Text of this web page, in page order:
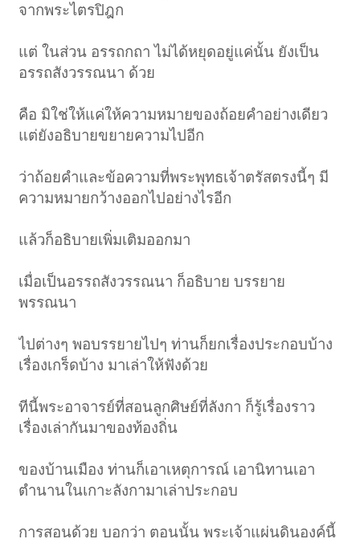
จากพระไตรปิฎก
แต่ ในส่วน อรรถกถา ไม่ได้หยุดอยู่แค่นั้น ยังเป็น
อรรถสังวรรณนา ด้วย
คือ มิใช่ให้แค่ให้ความหมายของถ้อยคำอย่างเดียว
แต่ยังอธิบายขยายความไปอีก
ว่าถ้อยคำและข้อความที่พระพุทธเจ้าตรัสตรงนี้ๆ มี
ความหมายกว้างออกไปอย่างไรอีก
แล้วก็อธิบายเพิ่มเติมออกมา
เมื่อเป็นอรรถสังวรรณนา ก็อธิบาย บรรยาย
พรรณนา
ไปต่างๆ พอบรรยายไปๆ ท่านก็ยกเรื่องประกอบบ้าง
เรื่องเกร็ดบ้าง มาเล่าให้ฟังด้วย
ทีนี้พระอาจารย์ที่สอนลูกศิษย์ที่ลังกา ก็รู้เรื่องราว
เรื่องเล่ากันมาของท้องถิ่น
ของบ้านเมือง ท่านก็เอาเหตุการณ์ เอานิทานเอา
ตำนานในเกาะลังกามาเล่าประกอบ
การสอนด้วย บอกว่า ตอนนั้น พระเจ้าแผ่นดินองค์นี้